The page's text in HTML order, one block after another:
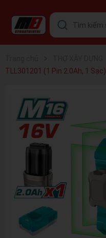
TLL301201 (1 Pin 2.0Ah, 1 Sạc)